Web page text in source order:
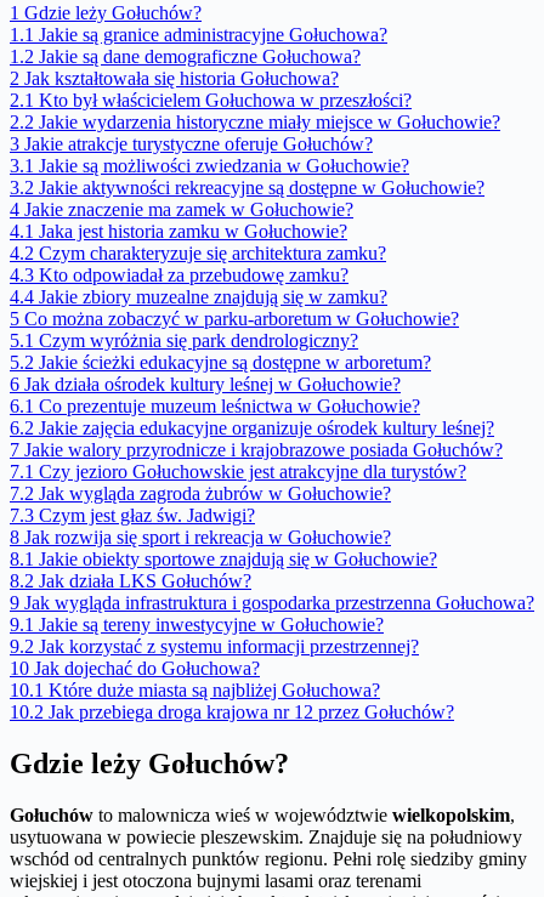
1 Gdzie leży Gołuchów?
1.1 Jakie są granice administracyjne Gołuchowa?
1.2 Jakie są dane demograficzne Gołuchowa?
2 Jak kształtowała się historia Gołuchowa?
2.1 Kto był właścicielem Gołuchowa w przeszłości?
2.2 Jakie wydarzenia historyczne miały miejsce w Gołuchowie?
3 Jakie atrakcje turystyczne oferuje Gołuchów?
3.1 Jakie są możliwości zwiedzania w Gołuchowie?
3.2 Jakie aktywności rekreacyjne są dostępne w Gołuchowie?
4 Jakie znaczenie ma zamek w Gołuchowie?
4.1 Jaka jest historia zamku w Gołuchowie?
4.2 Czym charakteryzuje się architektura zamku?
4.3 Kto odpowiadał za przebudowę zamku?
4.4 Jakie zbiory muzealne znajdują się w zamku?
5 Co można zobaczyć w parku-arboretum w Gołuchowie?
5.1 Czym wyróżnia się park dendrologiczny?
5.2 Jakie ścieżki edukacyjne są dostępne w arboretum?
6 Jak działa ośrodek kultury leśnej w Gołuchowie?
6.1 Co prezentuje muzeum leśnictwa w Gołuchowie?
6.2 Jakie zajęcia edukacyjne organizuje ośrodek kultury leśnej?
7 Jakie walory przyrodnicze i krajobrazowe posiada Gołuchów?
7.1 Czy jezioro Gołuchowskie jest atrakcyjne dla turystów?
7.2 Jak wygląda zagroda żubrów w Gołuchowie?
7.3 Czym jest głaz św. Jadwigi?
8 Jak rozwija się sport i rekreacja w Gołuchowie?
8.1 Jakie obiekty sportowe znajdują się w Gołuchowie?
8.2 Jak działa LKS Gołuchów?
9 Jak wygląda infrastruktura i gospodarka przestrzenna Gołuchowa?
9.1 Jakie są tereny inwestycyjne w Gołuchowie?
9.2 Jak korzystać z systemu informacji przestrzennej?
10 Jak dojechać do Gołuchowa?
10.1 Które duże miasta są najbliżej Gołuchowa?
10.2 Jak przebiega droga krajowa nr 12 przez Gołuchów?
Gdzie leży Gołuchów?
Gołuchów to malownicza wieś w województwie wielkopolskim,
usytuowana w powiecie pleszewskim. Znajduje się na południowy
wschód od centralnych punktów regionu. Pełni rolę siedziby gminy
wiejskiej i jest otoczona bujnymi lasami oraz terenami